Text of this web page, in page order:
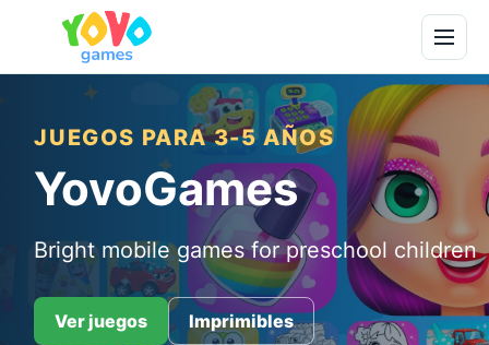
JUEGOS PARA 3-5 AÑOS
YovoGames
Bright mobile games for preschool children
Ver juegos Imprimibles